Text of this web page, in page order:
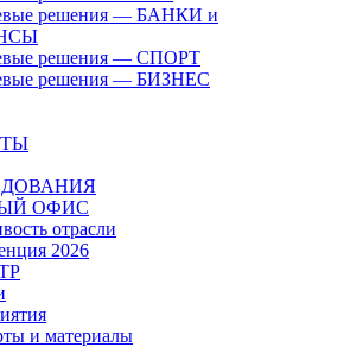
решения — БАНКИ и
решения — СПОРТ
решения — БИЗНЕС
ОФИС
отрасли
2026
и материалы